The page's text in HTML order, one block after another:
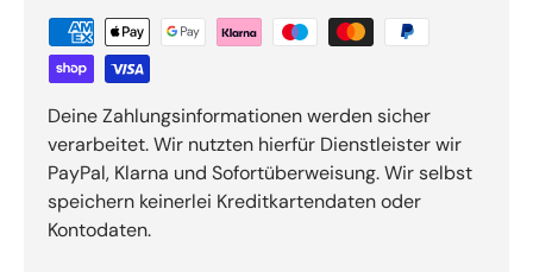
Deine Zahlungsinformationen werden sicher
verarbeitet. Wir nutzten hierfür Dienstleister wir
PayPal, Klarna und Sofortüberweisung. Wir selbst
speichern keinerlei Kreditkartendaten oder
Kontodaten.